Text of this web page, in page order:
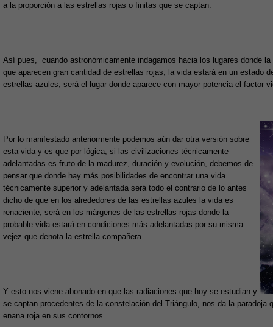
a la proporción a las estrellas rojas o finitas que se captan.
Así pues, cuando astronómicamente indagamos hacia los lugares donde
que aparecen gran cantidad de estrellas rojas, la vida estará en un estado
estrellas azules, será el lugar donde aparece con mayor potencia el factor
Por lo manifestado anteriormente podemos aún dar otra versión sobre
esta vida y es que por lógica, si las civilizaciones técnicamente
adelantadas es fruto de la madurez, duración y evolución, debemos de
pensar que donde hay más posibilidades de encontrar una vida
técnicamente superior y adelantada será todo el contrario de lo antes
dicho de que en los alrededores de las estrellas azules la vida es
renaciente, será en los márgenes de las estrellas rojas donde la
probable vida estará en condiciones más adelantadas por su misma
vejez que denota la estrella compañera.
Y esto nos viene abonado en que las radiaciones que hoy se estudian y
se captan procedentes de la constelación del Triángulo, nos da la
enana roja en sus contornos.